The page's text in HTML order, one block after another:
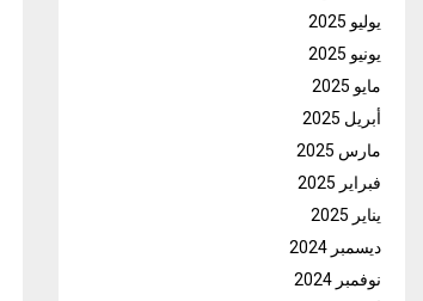
يوليو 2025
يونيو 2025
مايو 2025
أبريل 2025
مارس 2025
فبراير 2025
يناير 2025
ديسمبر 2024
نوفمبر 2024